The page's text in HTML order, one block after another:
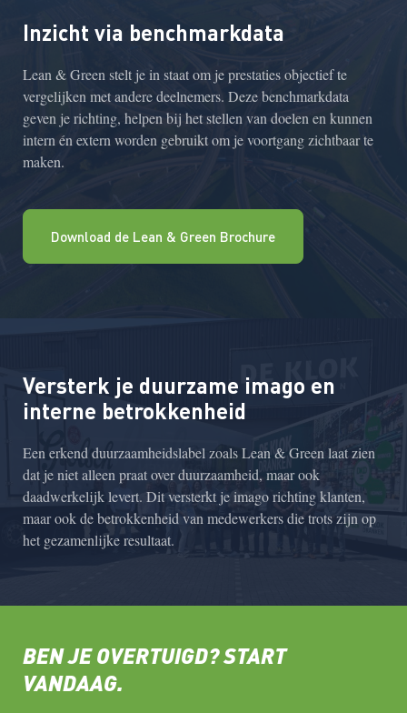
Inzicht via benchmarkdata
Lean & Green stelt je in staat om je prestaties objectief te
vergelijken met andere deelnemers. Deze benchmarkdata
geven je richting, helpen bij het stellen van doelen en kunnen
intern én extern worden gebruikt om je voortgang zichtbaar te
maken.
Download de Lean & Green Brochure
Versterk je duurzame imago en
interne betrokkenheid
Een erkend duurzaamheidslabel zoals Lean & Green laat zien
dat je niet alleen praat over duurzaamheid, maar ook
daadwerkelijk levert. Dit versterkt je imago richting klanten,
maar ook de betrokkenheid van medewerkers die trots zijn op
het gezamenlijke resultaat.
BEN JE OVERTUIGD? START
VANDAAG.